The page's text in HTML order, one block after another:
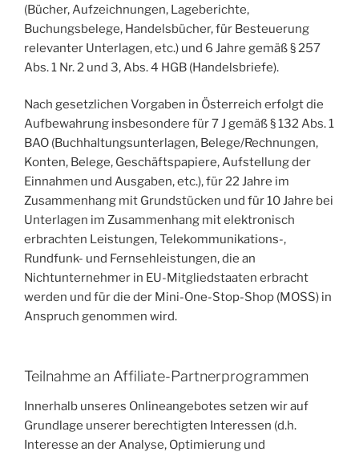
(Bücher, Aufzeichnungen, Lageberichte,
Buchungsbelege, Handelsbücher, für Besteuerung
relevanter Unterlagen, etc.) und 6 Jahre gemäß § 257
Abs. 1 Nr. 2 und 3, Abs. 4 HGB (Handelsbriefe).
Nach gesetzlichen Vorgaben in Österreich erfolgt die
Aufbewahrung insbesondere für 7 J gemäß § 132 Abs. 1
BAO (Buchhaltungsunterlagen, Belege/Rechnungen,
Konten, Belege, Geschäftspapiere, Aufstellung der
Einnahmen und Ausgaben, etc.), für 22 Jahre im
Zusammenhang mit Grundstücken und für 10 Jahre bei
Unterlagen im Zusammenhang mit elektronisch
erbrachten Leistungen, Telekommunikations-,
Rundfunk- und Fernsehleistungen, die an
Nichtunternehmer in EU-Mitgliedstaaten erbracht
werden und für die der Mini-One-Stop-Shop (MOSS) in
Anspruch genommen wird.
Teilnahme an Affiliate-Partnerprogrammen
Innerhalb unseres Onlineangebotes setzen wir auf
Grundlage unserer berechtigten Interessen (d.h.
Interesse an der Analyse, Optimierung und